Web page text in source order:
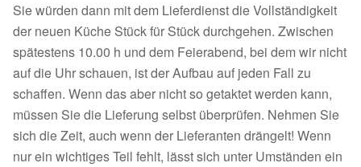
Sie würden dann mit dem Lieferdienst die Vollständigkeit
der neuen Küche Stück für Stück durchgehen. Zwischen
spätestens 10.00 h und dem Feierabend, bei dem wir nicht
auf die Uhr schauen, ist der Aufbau auf jeden Fall zu
schaffen. Wenn das aber nicht so getaktet werden kann,
müssen Sie die Lieferung selbst überprüfen. Nehmen Sie
sich die Zeit, auch wenn der Lieferanten drängelt! Wenn
nur ein wichtiges Teil fehlt, lässt sich unter Umständen ein